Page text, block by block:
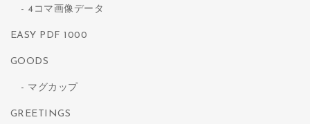
4コマ画像データ
EASY PDF 1000
GOODS
マグカップ
GREETINGS